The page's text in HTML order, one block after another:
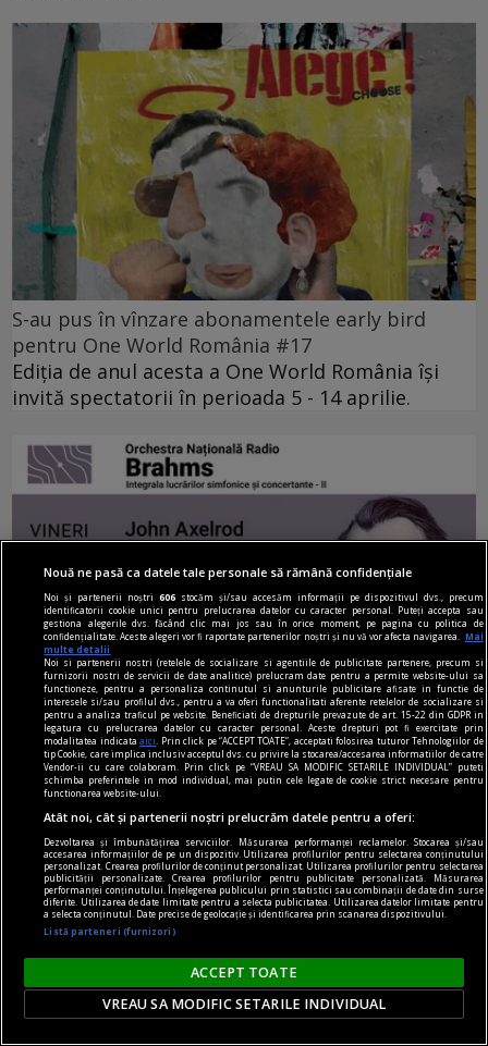
S-au pus în vînzare abonamentele early bird
pentru One World România #17
Ediția de anul acesta a One World România își
invită spectatorii în perioada 5 - 14 aprilie.
în oraș
INTEGRALA BRAHMS II: DIRIJORUL JOHN AXELROD
ȘI VIOLONISTUL VALENTIN ȘERBAN
Vineri, 16 februarie 2024 (19.00), ORCHESTRA
NAŢIONALĂ RADIO vă invită la Sala Radio la cel
de-al doilea concert dintr-un „maraton artistic”
dedicat unuia dintre cei mai mari compozitori
germani.
Nouă ne pasă ca datele tale personale să rămână confidențiale
Noi și partenerii noștri606 stocăm și/sau accesăm informații pe dispozitivul dvs., precum
identificatorii cookie unici pentru prelucrarea datelor cu caracter personal. Puteți accepta sau
gestiona alegerile dvs. făcând clic mai jos sau în orice moment, pe pagina cu politica de
confidențialitate. Aceste alegeri vor fi raportate partenerilor noștri și nu vă vor afecta navigarea.
Mai
multe detalii
Noi si partenerii nostri (retelele de socializare si agentiile de publicitate partenere, precum si
furnizorii nostri de servicii de date analitice) prelucram date pentru a permite website-ului sa
functioneze, pentru a personaliza continutul si anunturile publicitare afisate in functie de
interesele si/sau profilul dvs., pentru a va oferi functionalitati aferente retelelor de socializare si
pentru a analiza traficul pe website. Beneficiati de drepturile prevazute de art. 15-22 din GDPR in
legatura cu prelucrarea datelor cu caracter personal. Aceste drepturi pot fi exercitate prin
modalitatea indicataaici
. Prin click pe “ACCEPT TOATE”, acceptati folosirea tuturor Tehnologiilor de
tip Cookie, care implica inclusiv acceptul dvs. cu privire la stocarea/accesarea informatiilor de catre
Vendor-ii cu care colaboram. Prin click pe “VREAU SA MODIFIC SETARILE INDIVIDUAL” puteti
schimba preferintele in mod individual, mai putin cele legate de cookie strict necesare pentru
functionarea website-ului.
Atât noi, cât și partenerii noștri prelucrăm datele pentru a oferi:
Dezvoltarea și îmbunătățirea serviciilor. Măsurarea performanței reclamelor. Stocarea și/sau
accesarea informațiilor de pe un dispozitiv. Utilizarea profilurilor pentru selectarea conținutului
personalizat. Crearea profilurilor de conținut personalizat. Utilizarea profilurilor pentru selectarea
publicității personalizate. Crearea profilurilor pentru publicitate personalizată. Măsurarea
performanței conținutului. Înțelegerea publicului prin statistici sau combinații de date din surse
diferite. Utilizarea de date limitate pentru a selecta publicitatea. Utilizarea datelor limitate pentru
a selecta conținutul. Date precise de geolocație și identificarea prin scanarea dispozitivului.
Listă parteneri (furnizori)
ACCEPT TOATE
VREAU SA MODIFIC SETARILE INDIVIDUAL